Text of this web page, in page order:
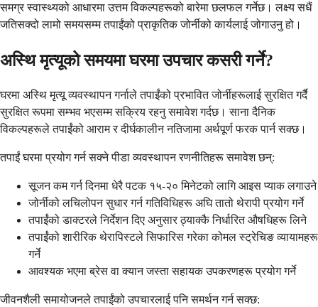
समग्र स्वास्थ्यको आधारमा उत्तम विकल्पहरूको बारेमा छलफल गर्नेछ। लक्ष्य सधैं
जतिसक्दो लामो समयसम्म तपाईंको प्राकृतिक जोर्नीको कार्यलाई जोगाउनु हो।
अस्थि मृत्यूको समयमा घरमा उपचार कसरी गर्ने?
घरमा अस्थि मृत्यू व्यवस्थापन गर्नाले तपाईंको प्रभावित जोर्नीहरूलाई सुरक्षित गर्दै
सुरक्षित रूपमा सम्भव भएसम्म सक्रिय रहनु समावेश गर्दछ। साना दैनिक
विकल्पहरूले तपाईंको आराम र दीर्घकालीन नतिजामा अर्थपूर्ण फरक पार्न सक्छ।
तपाईं घरमा प्रयोग गर्न सक्ने पीडा व्यवस्थापन रणनीतिहरू समावेश छन्:
सूजन कम गर्न दिनमा धेरै पटक १५-२० मिनेटको लागि आइस प्याक लगाउने
जोर्नीको लचिलोपन सुधार गर्न गतिविधिहरू अघि तातो थेरापी प्रयोग गर्ने
तपाईंको डाक्टरले निर्देशन दिए अनुसार ठ्याक्कै निर्धारित औषधिहरू लिने
तपाईंको शारीरिक थेरापिस्टले सिफारिस गरेका कोमल स्ट्रेचिङ व्यायामहरू
गर्ने
आवश्यक भएमा ब्रेस वा क्यान जस्ता सहायक उपकरणहरू प्रयोग गर्ने
जीवनशैली समायोजनले तपाईंको उपचारलाई पनि समर्थन गर्न सक्छ: